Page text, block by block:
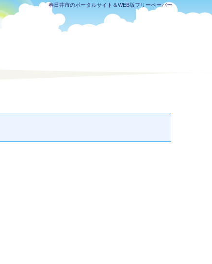
春日井市のポータルサイト＆WEB版フリーペーパー